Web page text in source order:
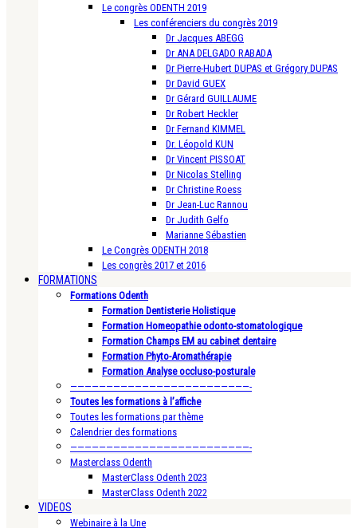
Le congrès ODENTH 2019
Les conférenciers du congrès 2019
Dr Jacques ABEGG
Dr ANA DELGADO RABADA
Dr Pierre-Hubert DUPAS et Grégory DUPAS
Dr David GUEX
Dr Gérard GUILLAUME
Dr Robert Heckler
Dr Fernand KIMMEL
Dr. Léopold KUN
Dr Vincent PISSOAT
Dr Nicolas Stelling
Dr Christine Roess
Dr Jean-Luc Rannou
Dr Judith Gelfo
Marianne Sébastien
Le Congrès ODENTH 2018
Les congrès 2017 et 2016
FORMATIONS
Formations Odenth
Formation Dentisterie Holistique
Formation Homeopathie odonto-stomatologique
Formation Champs EM au cabinet dentaire
Formation Phyto-Aromathérapie
Formation Analyse occluso-posturale
—————————————————————————-
Toutes les formations à l’affiche
Toutes les formations par thème
Calendrier des formations
—————————————————————————-
Masterclass Odenth
MasterClass Odenth 2023
MasterClass Odenth 2022
VIDEOS
Webinaire à la Une